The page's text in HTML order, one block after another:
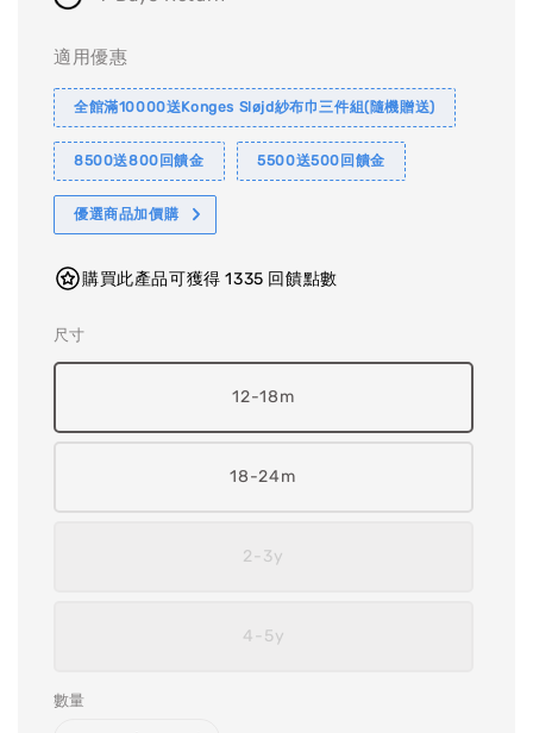
適用優惠
全館滿10000送Konges Sløjd紗布巾三件組(隨機贈送)
8500送800回饋金 5500送500回饋金
優選商品加價購
購買此產品可獲得 1335 回饋點數
尺寸
12-18m
18-24m
2-3y
4-5y
數量